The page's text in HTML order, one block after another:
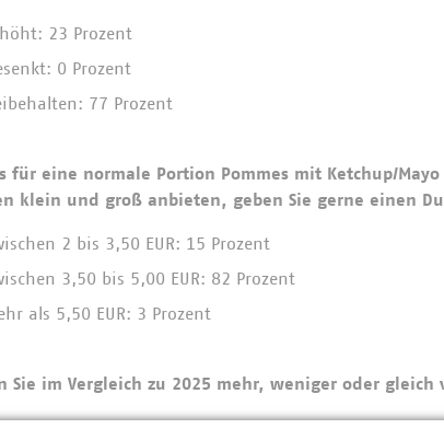
23 Prozent
0 Prozent
77 Prozent
für eine normale Portion Pommes mit Ketchup/
klein und groß anbieten, geben Sie gerne einen
2 bis 3,50 EUR: 15 Prozent
3,50 bis 5,00 EUR: 82 Prozent
als 5,50 EUR: 3 Prozent
Sie im Vergleich zu 2025 mehr, weniger oder gleich